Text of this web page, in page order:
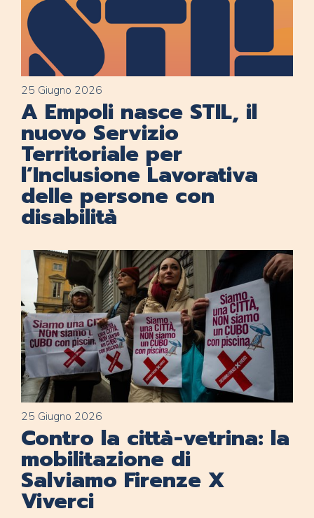
25 Giugno 2026
A Empoli nasce STIL, il
nuovo Servizio
Territoriale per
l’Inclusione Lavorativa
delle persone con
disabilità
25 Giugno 2026
Contro la città-vetrina: la
mobilitazione di
Salviamo Firenze X
Viverci